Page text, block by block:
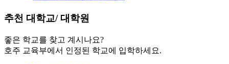
추천 대학교/ 대학원
좋은 학교를 찾고 계시나요?
호주 교육부에서 인정된 학교에 입학하세요.